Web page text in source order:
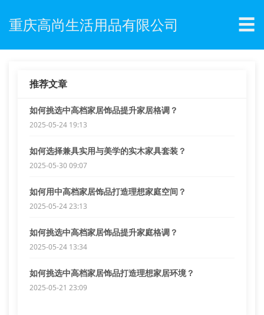
重庆高尚生活用品有限公司 ☰
推荐文章
如何挑选中高档家居饰品提升家居格调？
2025-05-24 19:13
如何选择兼具实用与美学的实木家具套装？
2025-05-30 09:07
如何用中高档家居饰品打造理想家庭空间？
2025-05-24 23:13
如何挑选中高档家居饰品提升家庭格调？
2025-05-24 13:34
如何挑选中高档家居饰品打造理想家居环境？
2025-05-21 23:09